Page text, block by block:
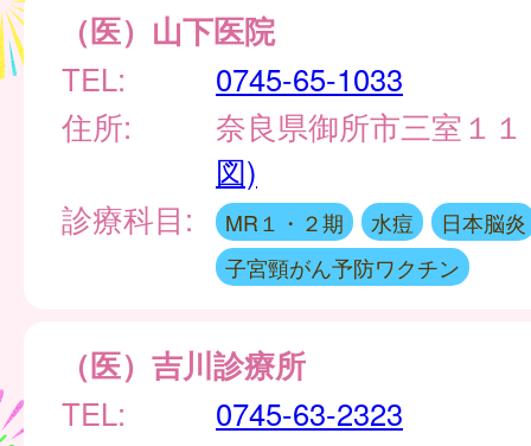
（医）山下医院
TEL:
0745-65-1033
住所:
奈良県御所市三室１
図)
診療科目:
MR１・２期 水痘
日本脳炎
子宮頸がん予防ワクチン
（医）吉川診療所
TEL:
0745-63-2323